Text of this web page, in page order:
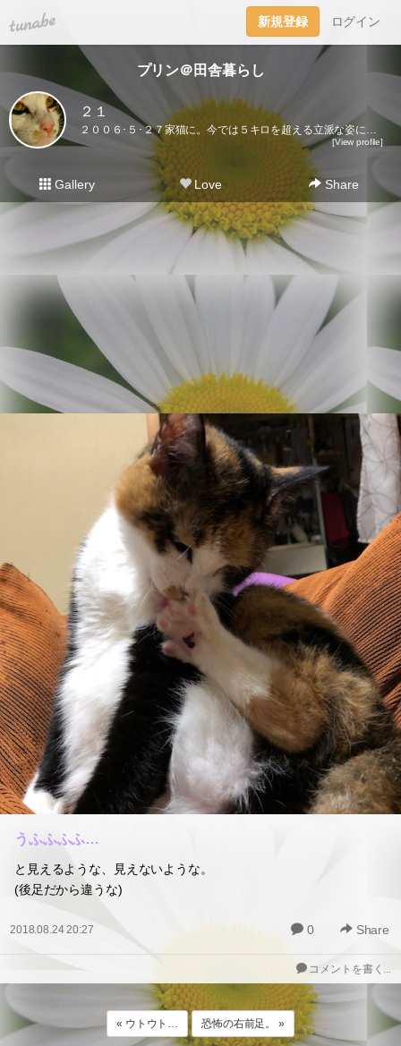
tuna.be 新規登録 ログイン
プリン＠田舎暮らし
２１
２００６･５･２７家猫に。今では５キロを超える立派な姿になりました♪ここに登場するのはプリンだけ。２０２１･５･３０虹の橋を渡りました｡
[View profile]
Gallery Love Share
うふふふふ…
と見えるような、見えないような。
(後足だから違うな)
2018.08.24 20:27 0 Share
コメントを書く...
« ウトウト… 恐怖の右前足。 »